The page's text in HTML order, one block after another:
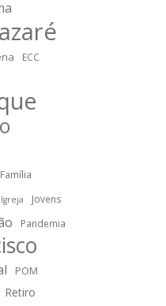
ECC
Família
Igreja Jovens
Pandemia
POM
Retiro